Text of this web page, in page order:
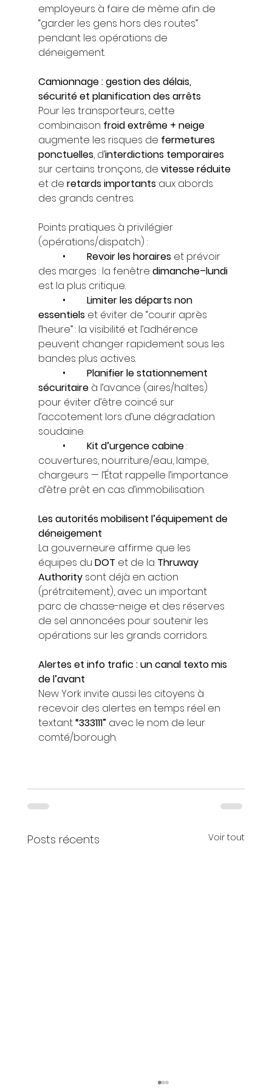
employeurs à faire de même afin de
“garder les gens hors des routes”
pendant les opérations de
déneigement.
Camionnage : gestion des délais,
sécurité et planification des arrêts
Pour les transporteurs, cette
combinaison froid extrême + neige
augmente les risques de fermetures
ponctuelles, d’interdictions temporaires
sur certains tronçons, de vitesse réduite
et de retards importants aux abords
des grands centres.
Points pratiques à privilégier
(opérations/dispatch) :
Revoir les horaires et prévoir
des marges : la fenêtre dimanche–lundi
est la plus critique.
Limiter les départs non
essentiels et éviter de “courir après
l’heure” : la visibilité et l’adhérence
peuvent changer rapidement sous les
bandes plus actives.
Planifier le stationnement
sécuritaire à l’avance (aires/haltes)
pour éviter d’être coincé sur
l’accotement lors d’une dégradation
soudaine.
Kit d’urgence cabine :
couvertures, nourriture/eau, lampe,
chargeurs — l’État rappelle l’importance
d’être prêt en cas d’immobilisation.
Les autorités mobilisent l’équipement de
déneigement
La gouverneure affirme que les
équipes du DOT et de la Thruway
Authority sont déjà en action
(prétraitement), avec un important
parc de chasse-neige et des réserves
de sel annoncées pour soutenir les
opérations sur les grands corridors.
Alertes et info trafic : un canal texto mis
de l’avant
New York invite aussi les citoyens à
recevoir des alertes en temps réel en
textant “333111” avec le nom de leur
comté/borough.
Posts récents Voir tout